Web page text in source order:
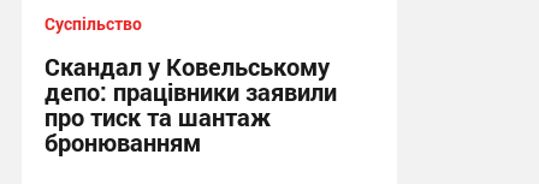
Суспільство
Скандал у Ковельському
депо: працівники заявили
про тиск та шантаж
бронюванням